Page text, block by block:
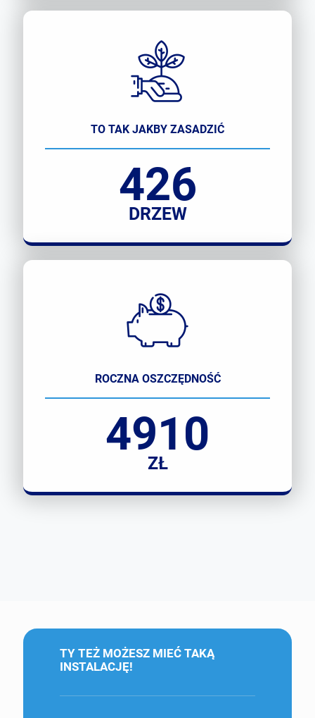
TO TAK JAKBY ZASADZIĆ
426
DRZEW
ROCZNA OSZCZĘDNOŚĆ
4910
ZŁ
TY TEŻ MOŻESZ MIEĆ TAKĄ
INSTALACJĘ!